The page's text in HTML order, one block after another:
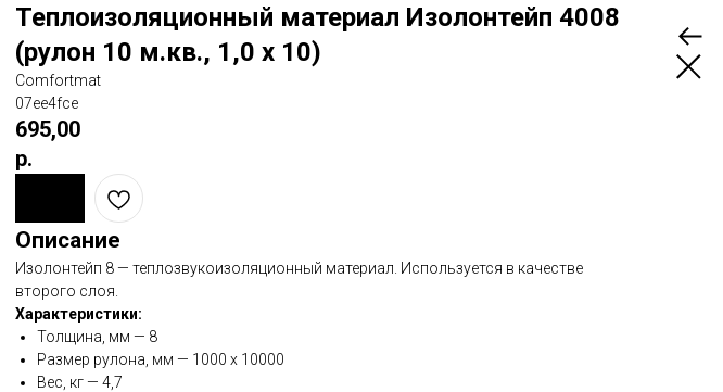
Теплоизоляционный материал Изолонтейп 4008
(рулон 10 м.кв., 1,0 х 10)
Comfortmat
07ee4fce
695,00
р.
Описание
Изолонтейп 8 — теплозвукоизоляционный материал. Используется в качестве
второго слоя.
Характеристики:
Толщина, мм — 8
Размер рулона, мм — 1000 х 10000
Вес, кг — 4,7